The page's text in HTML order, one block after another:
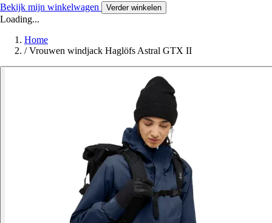
Bekijk mijn winkelwagen Verder winkelen
Loading...
Home
/ Vrouwen windjack Haglöfs Astral GTX II